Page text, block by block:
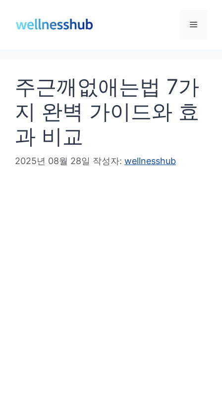
메
주근깨없애는법 7가
지 완벽 가이드와 효
과 비교
2025년 08월 28일 작성자: wellnesshub